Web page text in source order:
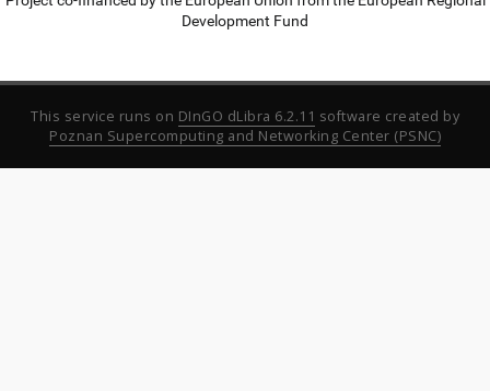
Development Fund
This service runs on DInGO dLibra 6.2.11 software created by
Poznan Supercomputing and Networking Center (PSNC)